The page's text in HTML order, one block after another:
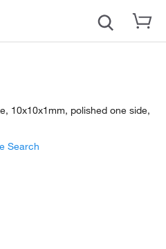
10x10x1mm, polished one side,
Search